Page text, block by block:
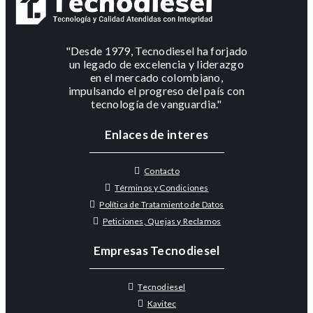
"Desde 1979, Tecnodiesel ha forjado
un legado de excelencia y liderazgo
en el mercado colombiano,
impulsando el progreso del país con
tecnología de vanguardia."
Enlaces de interes
Contacto
Términos y Condiciones
Política de Tratamiento de Datos
Peticiones, Quejas y Reclamos
Empresas Tecnodiesel
Tecnodiesel
Kavitec